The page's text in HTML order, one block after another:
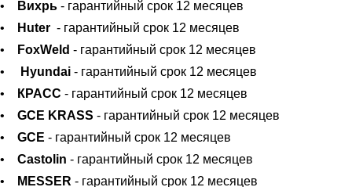
•
Вихрь - гарантийный срок 12 месяцев
•
Huter - гарантийный срок 12 месяцев
•
FoxWeld - гарантийный срок 12 месяцев
•
Hyundai - гарантийный срок 12 месяцев
•
КРАСС - гарантийный срок 12 месяцев
• GCE KRASS - гарантийный срок 12 месяцев
• GCE - гарантийный срок 12 месяцев
• Castolin - гарантийный срок 12 месяцев
•
MESSER - гарантийный срок 12 месяцев